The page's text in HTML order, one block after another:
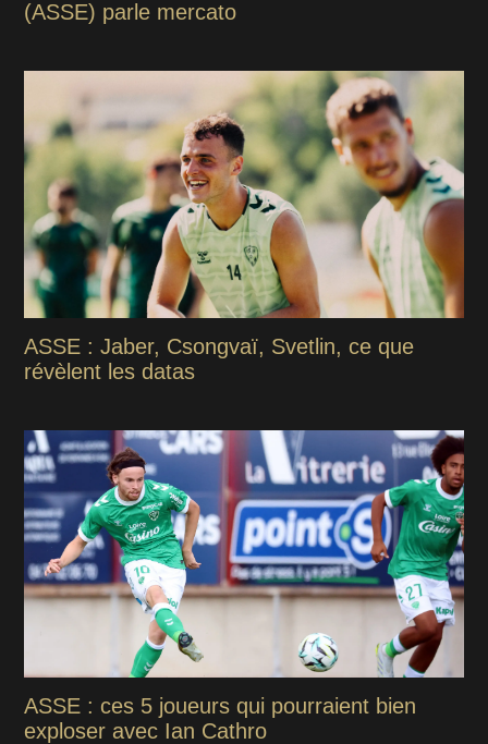
(ASSE) parle mercato
ASSE : Jaber, Csongvaï, Svetlin, ce que
révèlent les datas
ASSE : ces 5 joueurs qui pourraient bien
exploser avec Ian Cathro